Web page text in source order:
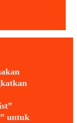
untuk